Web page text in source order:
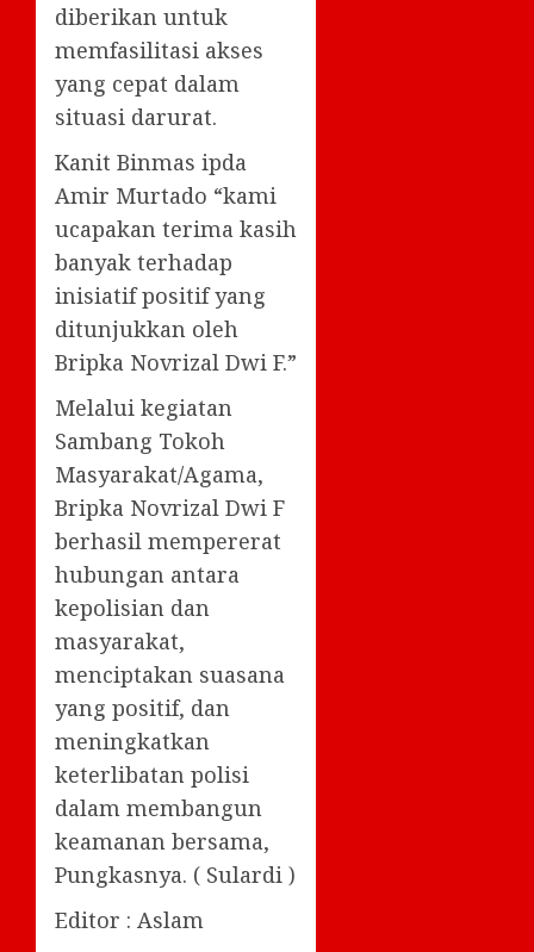
diberikan untuk
memfasilitasi akses
yang cepat dalam
situasi darurat.
Kanit Binmas ipda
Amir Murtado “kami
ucapakan terima kasih
banyak terhadap
inisiatif positif yang
ditunjukkan oleh
Bripka Novrizal Dwi F.”
Melalui kegiatan
Sambang Tokoh
Masyarakat/Agama,
Bripka Novrizal Dwi F
berhasil mempererat
hubungan antara
kepolisian dan
masyarakat,
menciptakan suasana
yang positif, dan
meningkatkan
keterlibatan polisi
dalam membangun
keamanan bersama,
Pungkasnya. ( Sulardi )
Editor : Aslam